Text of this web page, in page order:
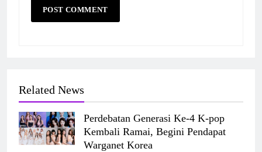
Related News
Perdebatan Generasi Ke-4 K-pop
Kembali Ramai, Begini Pendapat
Warganet Korea